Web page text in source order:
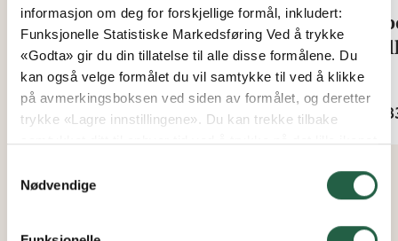
informasjon om deg for forskjellige formål, inkludert:
Funksjonelle Statistiske Markedsføring Ved å trykke
«Godta» gir du din tillatelse til alle disse formålene. Du
kan også velge formålet du vil samtykke til ved å klikke
på avmerkingsboksen ved siden av formålet, og deretter
trykke «Lagre innstillingene». Du kan trekke tilbake
samtykket ditt til enhver tid ved å trykke på det lille ikonet
om hvordan vi bruker informasjonskapsler og annen
Nødvendige
Festeklemmer til
dyrkningstønne
Fra
kr 47
Fra
kr